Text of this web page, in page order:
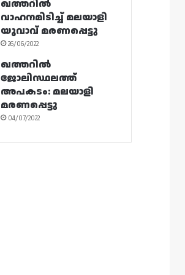
ഖത്തറിൽ
വാഹനമിടിച്ച് മലയാളി
യുവാവ് മരണപ്പെട്ടു
26/06/2022
ഖത്തറിൽ
ജോലിസ്ഥലത്ത്
അപകടം: മലയാളി
മരണപ്പെട്ടു
04/07/2022